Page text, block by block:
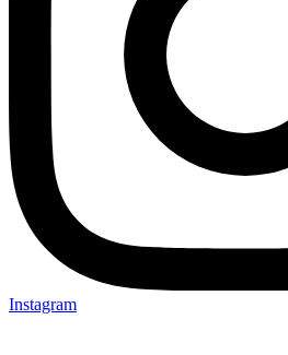
Instagram